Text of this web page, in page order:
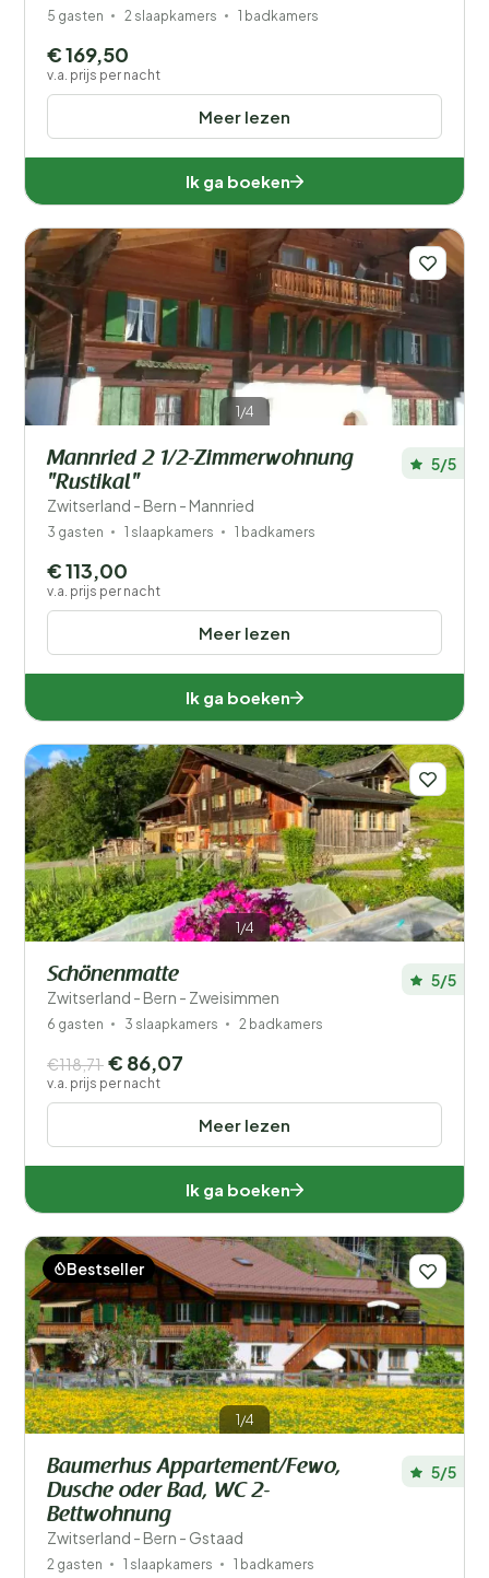
5 gasten 2 slaapkamers 1 badkamers
Meer lezen
€ 169,50
v.a. prijs per nacht
Ik ga boeken
1/4
Mannried 2 1/2-Zimmerwohnung
"Rustikal"
Zwitserland - Bern - Mannried
5/5
3 gasten 1 slaapkamers 1 badkamers
Meer lezen
€ 113,00
v.a. prijs per nacht
Ik ga boeken
1/4
Schönenmatte
Zwitserland - Bern - Zweisimmen
5/5
6 gasten 3 slaapkamers 2 badkamers
Meer lezen
€118,71 € 86,07
v.a. prijs per nacht
Ik ga boeken
1/4
Bestseller
Baumerhus Appartement/Fewo,
Dusche oder Bad, WC 2-
Bettwohnung
Zwitserland - Bern - Gstaad
5/5
2 gasten 1 slaapkamers 1 badkamers